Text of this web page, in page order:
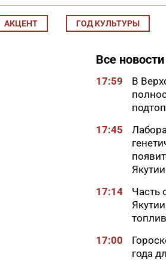
АКЦЕНТ ГОД КУЛЬТУРЫ
Все новости
17:59
В
17:45
Якутии
17:14
Часть
17:00
года